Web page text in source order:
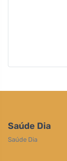
Saúde Dia
Saúde Dia